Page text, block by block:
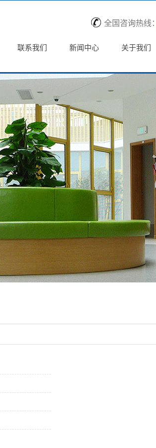
全国咨询热线：
联系我们 新闻中心 关于我们